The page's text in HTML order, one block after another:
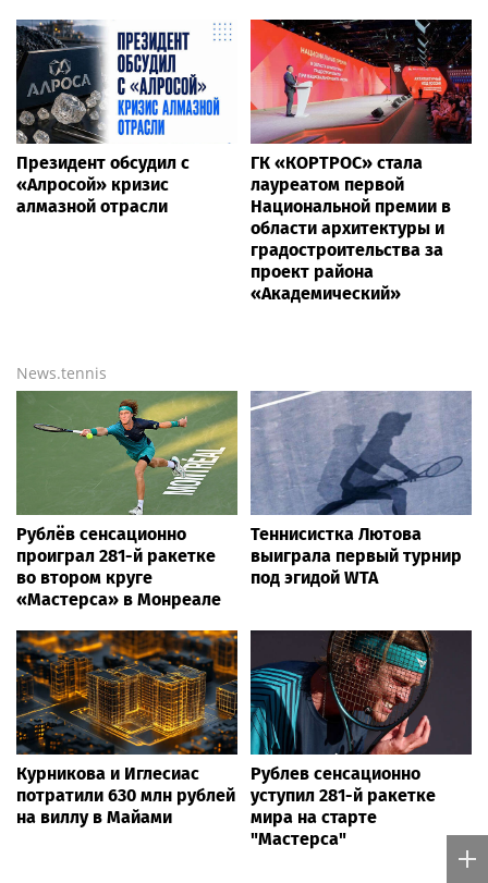
Президент обсудил с
«Алросой» кризис
алмазной отрасли
ГК «КОРТРОС» стала
лауреатом первой
Национальной премии в
области архитектуры и
градостроительства за
проект района
«Академический»
News.tennis
Рублёв сенсационно
проиграл 281-й ракетке
во втором круге
«Мастерса» в Монреале
Теннисистка Лютова
выиграла первый турнир
под эгидой WTA
Курникова и Иглесиас
потратили 630 млн рублей
на виллу в Майами
Рублев сенсационно
уступил 281-й ракетке
мира на старте
"Мастерса"